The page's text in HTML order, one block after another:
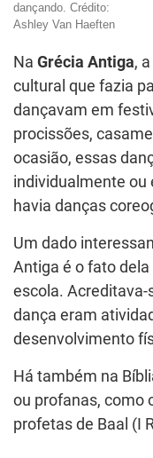
dançando. Crédito:
Ashley Van Haeften
Na Grécia Antiga,
cultural que fazia
dançavam em
procissões,
ocasião, essas
individualmente ou
havia danças
Um dado
Antiga é o fato
escola.
dança eram
desenvolvimento
Há também na
ou profanas, como
profetas de Baal (I